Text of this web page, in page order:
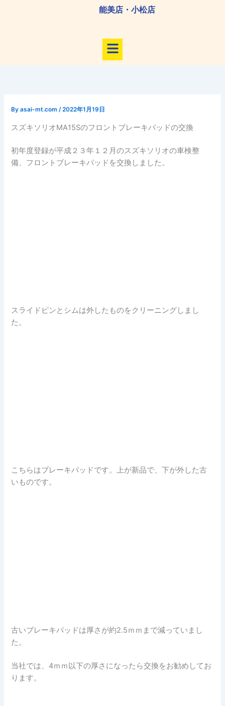
能美店・小松店
メ
ニ
Byasai-mt.com/2022年1月19日
スズキソリオMA15Sのフロントブレーキパッドの交換
初年度登録が平成２３年１２月のスズキソリオの車検整
備、フロントブレーキパッドを交換しました。
スライドピンとシムは外したものをクリーニングしまし
た。
こちらはブレーキパッドです。上が新品で、下が外した古
いものです。
古いブレーキパッドは厚さが約2.5ｍｍまで減っていまし
た。
当社では、4ｍｍ以下の厚さになったら交換をお勧めしてお
ります。